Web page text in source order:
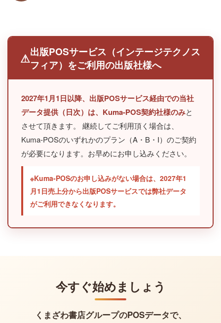
⚠出版POSサービス（インテージテクノス
フィア）をご利用の出版社様へ
2027年1月1日以降、出版POSサービス経由での当社
データ提供（日次）は、Kuma-POS契約社様のみと
させて頂きます。 継続してご利用頂く場合は、
Kuma-POSのいずれかのプラン（A・B・I）のご契約
が必要になります。お早めにお申し込みください。
※Kuma-POSのお申し込みがない場合は、2027年1
月1日売上分から出版POSサービスでは弊社データ
がご利用できなくなります。
今すぐ始めましょう
くまざわ書店グループのPOSデータで、